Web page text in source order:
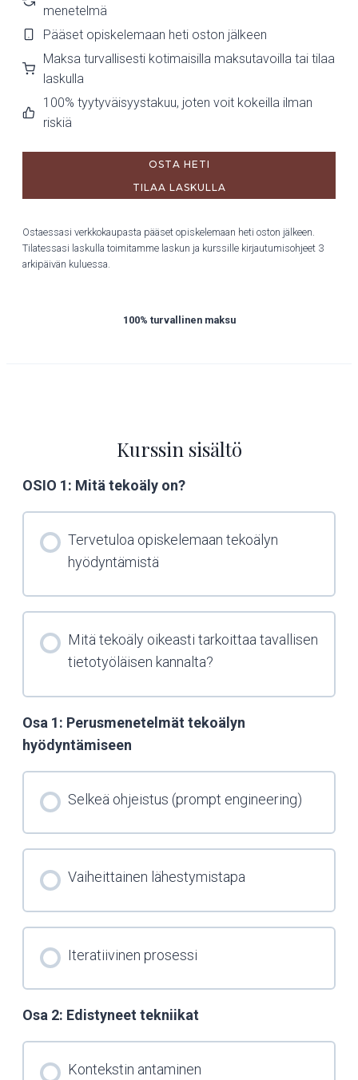
menetelmä
Pääset opiskelemaan heti oston jälkeen
Maksa turvallisesti kotimaisilla maksutavoilla tai tilaa
laskulla
100% tyytyväisyystakuu, joten voit kokeilla ilman
riskiä
OSTA HETI
TILAA LASKULLA
Ostaessasi verkkokaupasta pääset opiskelemaan heti oston jälkeen.
Tilatessasi laskulla toimitamme laskun ja kurssille kirjautumisohjeet 3
arkipäivän kuluessa.
100% turvallinen maksu
Kurssin sisältö
OSIO 1: Mitä tekoäly on?
Tervetuloa opiskelemaan tekoälyn
hyödyntämistä
Mitä tekoäly oikeasti tarkoittaa tavallisen
tietotyöläisen kannalta?
Osa 1: Perusmenetelmät tekoälyn
hyödyntämiseen
Selkeä ohjeistus (prompt engineering)
Vaiheittainen lähestymistapa
Iteratiivinen prosessi
Osa 2: Edistyneet tekniikat
Kontekstin antaminen